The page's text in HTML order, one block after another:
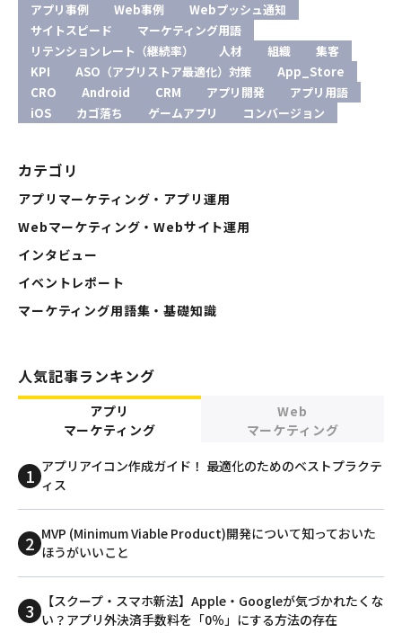
アプリ事例
Web事例
Webプッシュ通知
サイトスピード
マーケティング用語
リテンションレート（継続率）
人材 組織
集客
KPI
ASO（アプリストア最適化）対策
App_Store
CRO
Android CRM アプリ開発
アプリ用語
iOS
カゴ落ち ゲームアプリ コンバージョン
カテゴリ
アプリマーケティング・アプリ運用
Webマーケティング・Webサイト運用
インタビュー
イベントレポート
マーケティング用語集・基礎知識
人気記事ランキング
アプリ
マーケティング
Web
マーケティング
アプリアイコン作成ガイド！ 最適化のためのベストプラクテ
ィス
MVP (Minimum Viable Product)開発について知っておいた
ほうがいいこと
【スクープ・スマホ新法】Apple・Googleが気づかれたくな
い？アプリ外決済手数料を「0％」にする方法の存在